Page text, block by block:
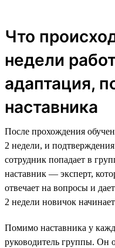
Что
недели
адаптация,
наставника
После прохождения
2 недели, и
сотрудник попадает в
наставник — эксперт,
отвечает на вопросы и
2 недели новичок
Помимо наставника у
руководитель группы. Он